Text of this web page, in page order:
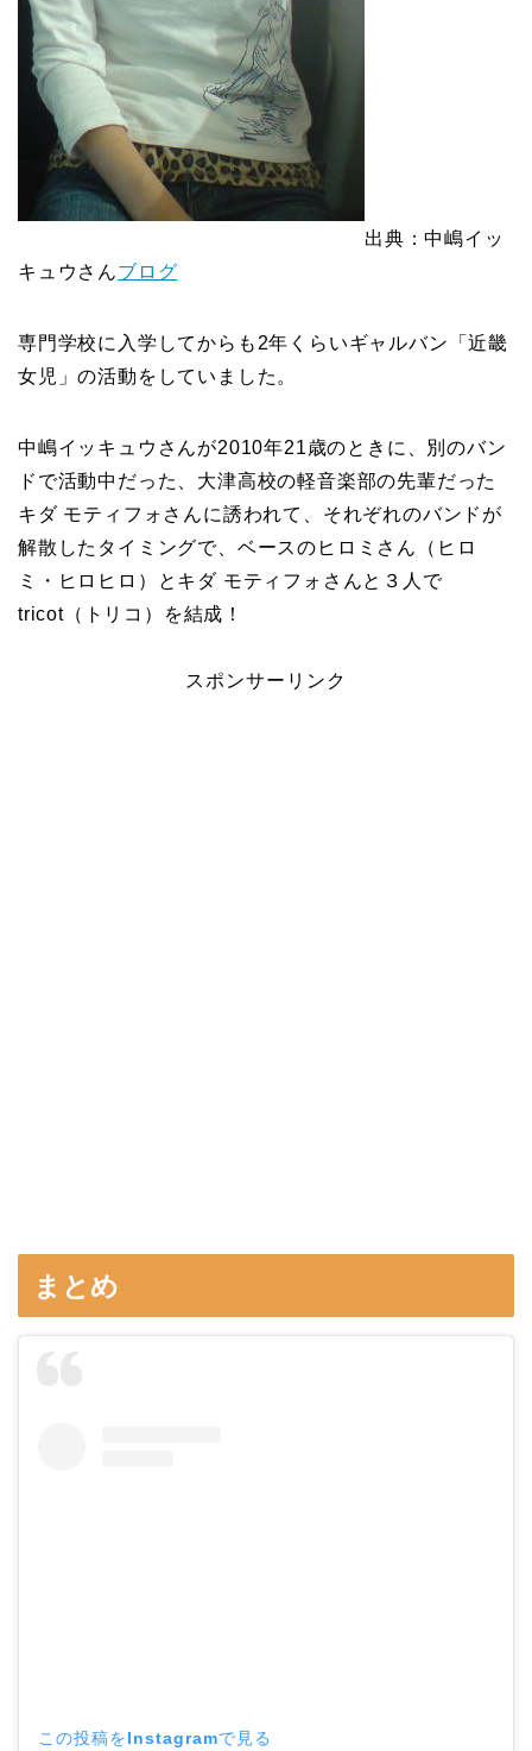
出典：中嶋イッ
キュウさんブログ
専門学校に入学してからも2年くらいギャルバン「近畿
女児」の活動をしていました。
中嶋イッキュウさんが2010年21歳のときに、別のバン
ドで活動中だった、大津高校の軽音楽部の先輩だった
キダ モティフォさんに誘われて、それぞれのバンドが
解散したタイミングで、ベースのヒロミさん（ヒロ
ミ・ヒロヒロ）とキダ モティフォさんと３人で
tricot（トリコ）を結成！
スポンサーリンク
まとめ
この投稿をInstagramで見る